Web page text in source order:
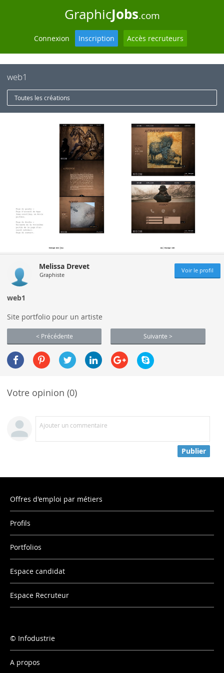
GraphicJobs.com
Connexion Inscription Accès recruteurs
web1
Toutes les créations
Melissa Drevet
Graphiste
Voir le profil
web1
Site portfolio pour un artiste
< Précédente Suivante >
Votre opinion (0)
Ajouter un commentaire
Publier
Offres d'emploi par métiers
Profils
Portfolios
Espace candidat
Espace Recruteur
Infodustrie
A propos